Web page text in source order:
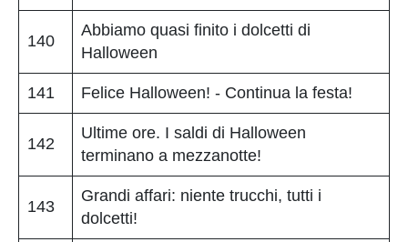
140
Abbiamo quasi finito i dolcetti di
Halloween
141 Felice Halloween! - Continua la festa!
142
Ultime ore. I saldi di Halloween
terminano a mezzanotte!
143
Grandi affari: niente trucchi, tutti i
dolcetti!